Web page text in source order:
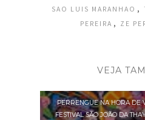
SAO LUIS MARANHAO ,
PEREIRA , ZE
VEJA
PERRENGUE NA HORA DE
FESTIVAL SÃO JOÃO DA